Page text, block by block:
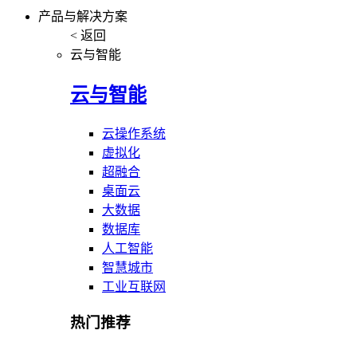
产品与解决方案
< 返回
云与智能
云与智能
云操作系统
虚拟化
超融合
桌面云
大数据
数据库
人工智能
智慧城市
工业互联网
热门推荐